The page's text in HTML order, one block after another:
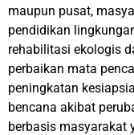
maupun pusat,
pendidikan
rehabilitasi ekologis
perbaikan mata
peningkatan
bencana akibat
berbasis masyarakat